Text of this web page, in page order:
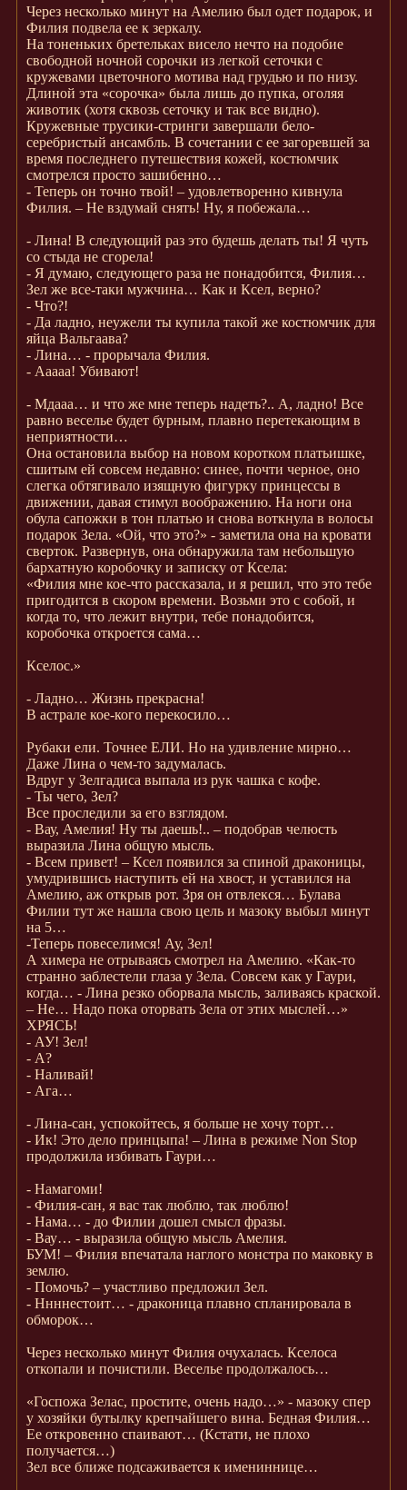
Через несколько минут на Амелию был одет подарок, и
Филия подвела ее к зеркалу.
На тоненьких бретельках висело нечто на подобие
свободной ночной сорочки из легкой сеточки с
кружевами цветочного мотива над грудью и по низу.
Длиной эта «сорочка» была лишь до пупка, оголяя
животик (хотя сквозь сеточку и так все видно).
Кружевные трусики-стринги завершали бело-
серебристый ансамбль. В сочетании с ее загоревшей за
время последнего путешествия кожей, костюмчик
смотрелся просто зашибенно…
- Теперь он точно твой! – удовлетворенно кивнула
Филия. – Не вздумай снять! Ну, я побежала…
- Лина! В следующий раз это будешь делать ты! Я чуть
со стыда не сгорела!
- Я думаю, следующего раза не понадобится, Филия…
Зел же все-таки мужчина… Как и Ксел, верно?
- Что?!
- Да ладно, неужели ты купила такой же костюмчик для
яйца Вальгаава?
- Лина… - прорычала Филия.
- Ааааа! Убивают!
- Мдааа… и что же мне теперь надеть?.. А, ладно! Все
равно веселье будет бурным, плавно перетекающим в
неприятности…
Она остановила выбор на новом коротком платьишке,
сшитым ей совсем недавно: синее, почти черное, оно
слегка обтягивало изящную фигурку принцессы в
движении, давая стимул воображению. На ноги она
обула сапожки в тон платью и снова воткнула в волосы
подарок Зела. «Ой, что это?» - заметила она на кровати
сверток. Развернув, она обнаружила там небольшую
бархатную коробочку и записку от Ксела:
«Филия мне кое-что рассказала, и я решил, что это тебе
пригодится в скором времени. Возьми это с собой, и
когда то, что лежит внутри, тебе понадобится,
коробочка откроется сама…
Кселос.»
- Ладно… Жизнь прекрасна!
В астрале кое-кого перекосило…
Рубаки ели. Точнее ЕЛИ. Но на удивление мирно…
Даже Лина о чем-то задумалась.
Вдруг у Зелгадиса выпала из рук чашка с кофе.
- Ты чего, Зел?
Все проследили за его взглядом.
- Вау, Амелия! Ну ты даешь!.. – подобрав челюсть
выразила Лина общую мысль.
- Всем привет! – Ксел появился за спиной драконицы,
умудрившись наступить ей на хвост, и уставился на
Амелию, аж открыв рот. Зря он отвлекся… Булава
Филии тут же нашла свою цель и мазоку выбыл минут
на 5…
-Теперь повеселимся! Ау, Зел!
А химера не отрываясь смотрел на Амелию. «Как-то
странно заблестели глаза у Зела. Совсем как у Гаури,
когда… - Лина резко оборвала мысль, заливаясь краской.
– Не… Надо пока оторвать Зела от этих мыслей…»
ХРЯСЬ!
- АУ! Зел!
- А?
- Наливай!
- Ага…
- Лина-сан, успокойтесь, я больше не хочу торт…
- Ик! Это дело принцыпа! – Лина в режиме Non Stop
продолжила избивать Гаури…
- Намагоми!
- Филия-сан, я вас так люблю, так люблю!
- Нама… - до Филии дошел смысл фразы.
- Вау… - выразила общую мысль Амелия.
БУМ! – Филия впечатала наглого монстра по маковку в
землю.
- Помочь? – участливо предложил Зел.
- Ннннестоит… - драконица плавно спланировала в
обморок…
Через несколько минут Филия очухалась. Кселоса
откопали и почистили. Веселье продолжалось…
«Госпожа Зелас, простите, очень надо…» - мазоку спер
у хозяйки бутылку крепчайшего вина. Бедная Филия…
Ее откровенно спаивают… (Кстати, не плохо
получается…)
Зел все ближе подсаживается к имениннице…